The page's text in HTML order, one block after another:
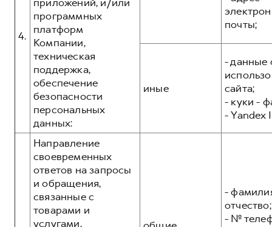
4.
программных
платформ
Компании,
техническая
поддержка,
обеспечение
безопасности
персональных
данных:
почты;
иные
- данные
сайта;
- куки -
- Yandex
Направление
своевременных
ответов на запросы
и обращения,
связанные с
товарами и
услугами,
-
отчество;
- №